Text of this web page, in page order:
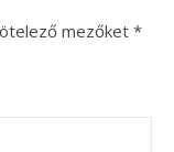
mezőket *